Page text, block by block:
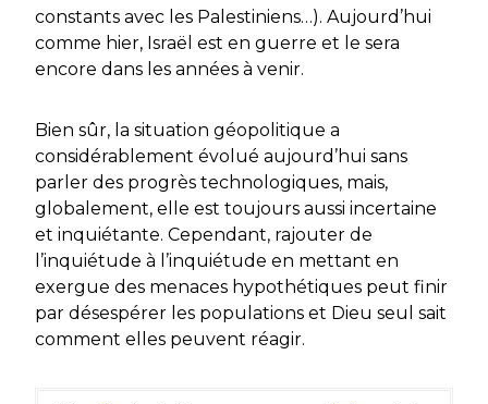
constants avec les Palestiniens…). Aujourd’hui
comme hier, Israël est en guerre et le sera
encore dans les années à venir.
Bien sûr, la situation géopolitique a
considérablement évolué aujourd’hui sans
parler des progrès technologiques, mais,
globalement, elle est toujours aussi incertaine
et inquiétante. Cependant, rajouter de
l’inquiétude à l’inquiétude en mettant en
exergue des menaces hypothétiques peut finir
par désespérer les populations et Dieu seul sait
comment elles peuvent réagir.